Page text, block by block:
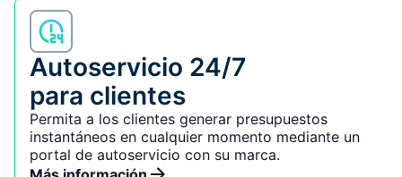
Autoservicio 24/7
para clientes
Permita a los clientes generar presupuestos
instantáneos en cualquier momento mediante un
portal de autoservicio con su marca.